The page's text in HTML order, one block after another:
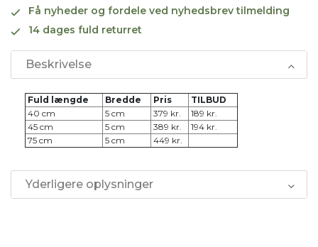
Få nyheder og fordele ved nyhedsbrev tilmelding
14 dages fuld returret
Beskrivelse
Fuld længde Bredde Pris
TILBUD
40 cm
5 cm 379 kr.
189 kr.
45 cm
5 cm 389 kr.
194 kr.
75 cm
5 cm 449 kr.
Yderligere oplysninger